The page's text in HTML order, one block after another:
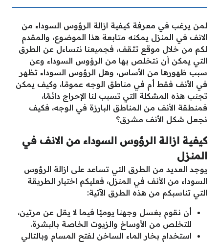
لمن يرغب في معرفة كيفية ازالة الرؤوس السوداء من
الانف في المنزل يمكنه متابعة هذا الموضوع، والمقدم
لكم من خلال موقع تثقف، فجميعنا نتساءل عن الطرق
التي يمكن أن نتخلص بها من الرؤوس السوداء وعن
سبب ظهورها من الأساس، وهل الرؤوس السوداء تظهر
في الأنف فقط أم في مناطق الوجه عمومًا، وكيف يمكن
تجنب هذه المشكلة التي تسبب لنا الإحراج دائمًا،
فمنطقة الأنف من المناطق البارزة في الوجه، فكيف
نجعل شكل الأنف مشرق؟
كيفية ازالة الرؤوس السوداء من الانف في
المنزل
يوجد العديد من الطرق التي تساعد على ازالة الرؤوس
السوداء من الأنف في المنزل، فعليكم اختيار الطريقة
التي تناسبكم من هذه الطرق الآتية:
أن نقوم بغسل وجهنا يوميًا فيما لا يقل عن مرتين،
للتخلص من الأوساخ والزيوت الخاصة بالبشرة.
استخدام بخار الماء الساخن لفتح المسام وبالتالي